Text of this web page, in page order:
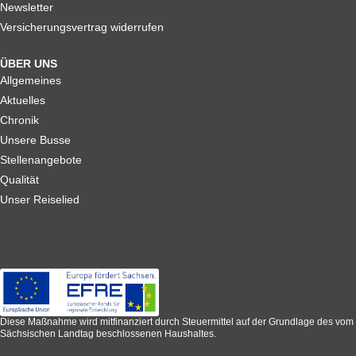
Newsletter
Versicherungsvertrag widerrufen
ÜBER UNS
Allgemeines
Aktuelles
Chronik
Unsere Busse
Stellenangebote
Qualität
Unser Reiselied
Diese Maßnahme wird mitfinanziert durch Steuermittel auf der Grundlage des vom
Sächsischen Landtag beschlossenen Haushaltes.